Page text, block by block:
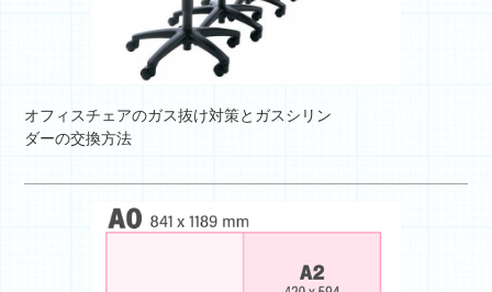
オフィスチェアのガス抜け対策とガスシリン
ダーの交換方法